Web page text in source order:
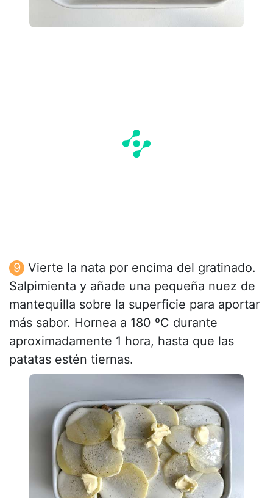
Vierte la nata por encima del gratinado.
Salpimienta y añade una pequeña nuez de
mantequilla sobre la superficie para aportar
más sabor. Hornea a 180 ºC durante
aproximadamente 1 hora, hasta que las
patatas estén tiernas.